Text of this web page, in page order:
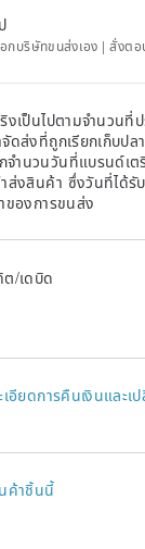
อกบริษัทขนส่งเอง | สั่งต
งเป็นไปตามจำนวนที่
ดส่งที่ถูกเรียกเก็บปล
จำนวนวันที่แบรนด์เ
ำส่งสินค้า ซึ่งวันที่ได้
ของการขนส่ง
ต/เดบิด
เอียดการคืนเงินและเ
ค้าชิ้นนี้